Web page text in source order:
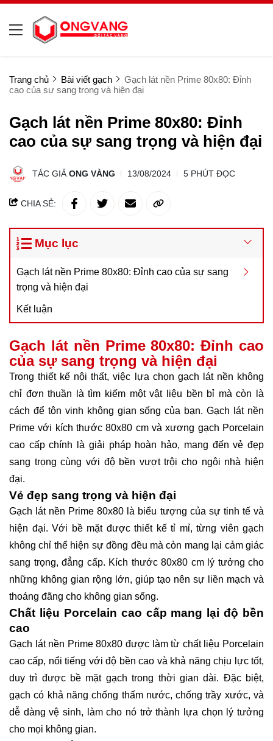
Trang chủ Bài viết gạch
Gạch lát nền Prime 80x80: Đỉnh
cao của sự sang trọng và hiện đại
Gạch lát nền Prime 80x80: Đỉnh
cao của sự sang trọng và hiện đại
TÁC GIẢ ONG VÀNG 13/08/2024 5 PHÚT ĐỌC
CHIA SẺ:
Mục lục
Gạch lát nền Prime 80x80: Đỉnh cao của sự sang
trọng và hiện đại
Kết luận
Gạch lát nền Prime 80x80: Đỉnh cao
của sự sang trọng và hiện đại
Trong thiết kế nội thất, việc lựa chọn gạch lát nền không
chỉ đơn thuần là tìm kiếm một vật liệu bền bỉ mà còn là
cách để tôn vinh không gian sống của bạn. Gạch lát nền
Prime với kích thước 80x80 cm và xương gạch Porcelain
cao cấp chính là giải pháp hoàn hảo, mang đến vẻ đẹp
sang trọng cùng với độ bền vượt trội cho ngôi nhà hiện
đại.
Vẻ đẹp sang trọng và hiện đại
Gạch lát nền Prime 80x80 là biểu tượng của sự tinh tế và
hiện đại. Với bề mặt được thiết kế tỉ mỉ, từng viên gạch
không chỉ thể hiện sự đồng đều mà còn mang lại cảm giác
sang trọng, đẳng cấp. Kích thước 80x80 cm lý tưởng cho
những không gian rộng lớn, giúp tạo nên sự liền mạch và
thoáng đãng cho không gian sống.
Chất liệu Porcelain cao cấp mang lại độ bền
cao
Gạch lát nền Prime 80x80 được làm từ chất liệu Porcelain
cao cấp, nổi tiếng với độ bền cao và khả năng chịu lực tốt,
duy trì được bề mặt gạch trong thời gian dài. Đặc biệt,
gạch có khả năng chống thấm nước, chống trầy xước, và
dễ dàng vệ sinh, làm cho nó trở thành lựa chọn lý tưởng
cho mọi không gian.